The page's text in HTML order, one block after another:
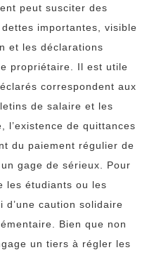
peut susciter des
importantes, visible
et les déclarations
propriétaire. Il est utile
correspondent aux
de salaire et les
l’existence de quittances
du paiement régulier de
gage de sérieux. Pour
les étudiants ou les
d’une caution solidaire
Bien que non
un tiers à régler les